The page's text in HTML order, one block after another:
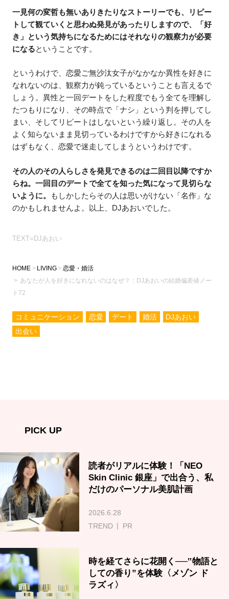
一見何の変哲も無いありきたりなストーリーでも、リピー
トして観ていくと思わぬ発見があったりしますので、「好
き」という気持ちになるためにはそれなりの観察力が必要
になるということです。
というわけで、恋愛ご無沙汰女子がなかなか異性を好きに
なれないのは、観察力が鈍っているということも言えるで
しょう。異性と一回デートをした程度でもう全てを理解し
たつもりになり、その時点で「ナシ」という判を押してし
まい、そしてリピートはしないという繰り返し。その人を
よく知らないまま見切っているわけですから好きになれる
はずもなく、恋愛で迷走してしまうというわけです。
その人のその人らしさを発見できるのは二回目以降ですか
らね。一回目のデートで全てを知った気になって見切らな
いように。
もしかしたらその人は思いがけない「名作」な
のかもしれませんよ。以上、DJあおいでした。
TEXT=DJあおい
HOME LIVING
恋愛・婚活
あなたが人を好きになれないのはなぜ？：DJあおいの結婚偏差値ノー
ト72
コミュニケーション 恋愛 デート 婚活
DJあおい
出会い
PICK UP
読者がリアルに体験！「NEO
Skin Clinic 銀座」で出合う、私
だけのパーソナル美肌計画
2026.6.28
TREND
PR
時を経てさらに花開く──‟物語と
しての香り”を体験〈メゾン ド
ラズィ〉